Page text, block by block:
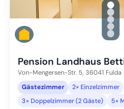
Zu
Zu
Zu
Zu
Zu
Pension Landhaus
Von-Mengersen-Str. 5, 36041 Fulda
Gästezimmer
2× Einzelzimmer
3× Doppelzimmer (2 Gäste)
5×